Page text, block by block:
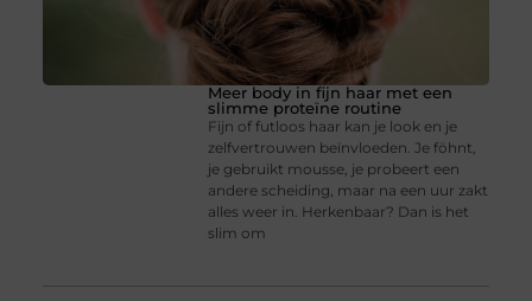
Meer body in fijn haar met een
slimme proteïne routine
Fijn of futloos haar kan je look en je
zelfvertrouwen beïnvloeden. Je föhnt,
je gebruikt mousse, je probeert een
andere scheiding, maar na een uur zakt
alles weer in. Herkenbaar? Dan is het
slim om